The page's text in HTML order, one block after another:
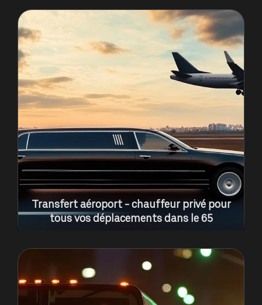
Transfert aéroport - chauffeur privé pour
tous vos déplacements dans le 65